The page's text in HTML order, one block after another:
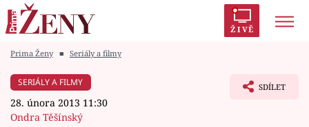
ŽIVĚ
Módní alarm
Prima Ženy ■ Seriály a filmy
SERIÁLY A FILMY
28. února 2013 11:30
Ondra Těšínský
SDÍLET